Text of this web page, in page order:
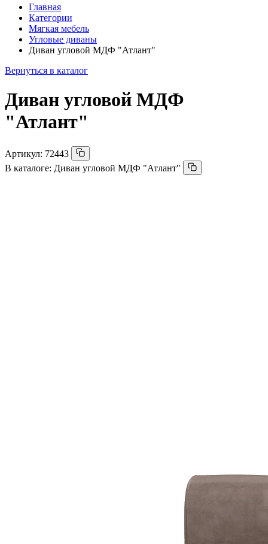
Главная
Категории
Мягкая мебель
Угловые диваны
Диван угловой МДФ "Атлант"
Вернуться в каталог
Диван угловой МДФ
"Атлант"
Артикул: 72443
В каталоге: Диван угловой МДФ "Атлант"